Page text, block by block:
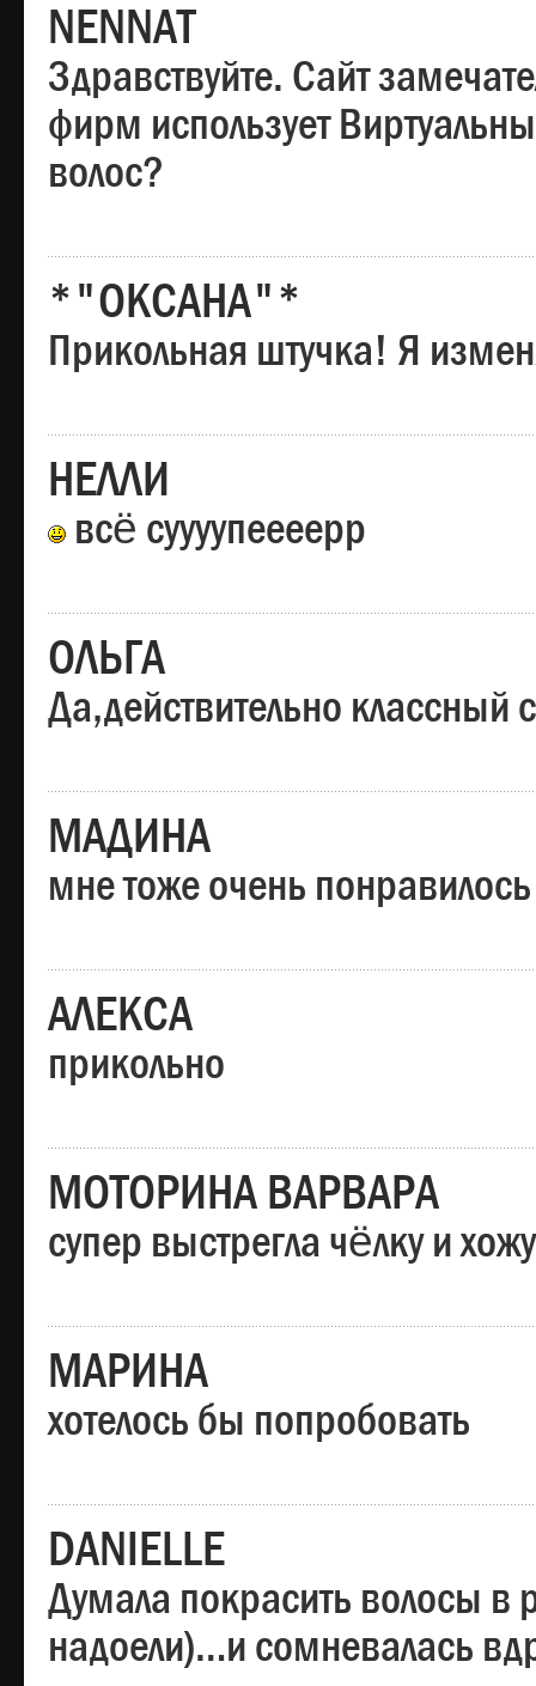
NENNAT
Здравствуйте. Сайт
фирм использует
волос?
*"ОКСАНА"*
Прикольная штучка! Я
НЕЛЛИ
всё суууупеееерр
ОЛЬГА
Да,действительно классный
МАДИНА
мне тоже очень
АЛЕКСА
прикольно
МОТОРИНА ВАРВАРА
супер выстрегла чёлку и
МАРИНА
хотелось бы попробовать
DANIELLE
Думала покрасить волосы
надоели)…и сомневалась